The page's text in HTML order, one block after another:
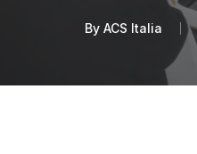
By ACS Italia